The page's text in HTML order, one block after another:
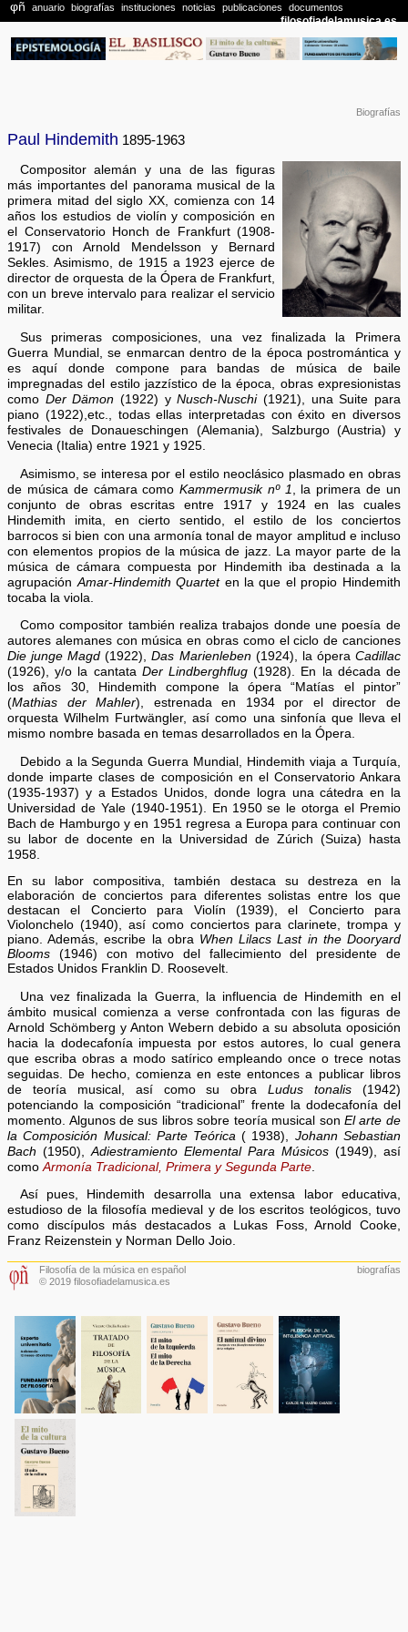
Biografías
Paul Hindemith 1895-1963
Compositor alemán y una de las figuras
más importantes del panorama musical de la
primera mitad del siglo XX, comienza con 14
años los estudios de violín y composición en
el Conservatorio Honch de Frankfurt (1908-
1917) con Arnold Mendelsson y Bernard
Sekles. Asimismo, de 1915 a 1923 ejerce de
director de orquesta de la Ópera de Frankfurt,
con un breve intervalo para realizar el servicio
militar.
Sus primeras composiciones, una vez finalizada la Primera
Guerra Mundial, se enmarcan dentro de la época postromántica y
es aquí donde compone para bandas de música de baile
impregnadas del estilo jazzístico de la época, obras expresionistas
como Der Dämon (1922) yNusch-Nuschi(1921), una Suite para
piano (1922),etc., todas ellas interpretadas con éxito en diversos
festivales de Donaueschingen (Alemania), Salzburgo (Austria) y
Venecia (Italia) entre 1921 y 1925.
Asimismo, se interesa por el estilo neoclásico plasmado en obras
de música de cámara comoKammermusik nº 1
, la primera de un
conjunto de obras escritas entre 1917 y 1924 en las cuales
Hindemith imita, en cierto sentido, el estilo de los conciertos
barrocos si bien con una armonía tonal de mayor amplitud e incluso
con elementos propios de la música de jazz. La mayor parte de la
música de cámara compuesta por Hindemith iba destinada a la
agrupación Amar-Hindemith Quarteten la que el propio Hindemith
tocaba la viola.
Como compositor también realiza trabajos donde une poesía de
autores alemanes con música en obras como el ciclo de canciones
Die junge Magd (1922),Das Marienleben(1924), la ópera Cadillac
(1926), y/o la cantata Der Lindberghflug (1928). En la década de
los años 30, Hindemith compone la ópera “Matías el pintor”
(Mathias der Mahler), estrenada en 1934 por el director de
orquesta Wilhelm Furtwängler, así como una sinfonía que lleva el
mismo nombre basada en temas desarrollados en la Ópera.
Debido a la Segunda Guerra Mundial, Hindemith viaja a Turquía,
donde imparte clases de composición en el Conservatorio Ankara
(1935-1937) y a Estados Unidos, donde logra una cátedra en la
Universidad de Yale (1940-1951). En 1950 se le otorga el Premio
Bach de Hamburgo y en 1951 regresa a Europa para continuar con
su labor de docente en la Universidad de Zúrich (Suiza) hasta
1958.
En su labor compositiva, también destaca su destreza en la
elaboración de conciertos para diferentes solistas entre los que
destacan el Concierto para Violín (1939), el Concierto para
Violonchelo (1940), así como conciertos para clarinete, trompa y
piano. Además, escribe la obra When Lilacs Last in the Dooryard
Blooms (1946) con motivo del fallecimiento del presidente de
Estados Unidos Franklin D. Roosevelt.
Una vez finalizada la Guerra, la influencia de Hindemith en el
ámbito musical comienza a verse confrontada con las figuras de
Arnold Schömberg y Anton Webern debido a su absoluta oposición
hacia la dodecafonía impuesta por estos autores, lo cual genera
que escriba obras a modo satírico empleando once o trece notas
seguidas. De hecho, comienza en este entonces a publicar libros
de teoría musical, así como su obraLudus tonalis (1942)
potenciando la composición “tradicional” frente la dodecafonía del
momento. Algunos de sus libros sobre teoría musical son El arte de
la Composición Musical: Parte Teórica ( 1938), Johann Sebastian
Bach (1950),Adiestramiento Elemental Para Músicos(1949), así
comoArmonía Tradicional, Primera y Segunda Parte
Así pues, Hindemith desarrolla una extensa labor educativa,
estudioso de la filosofía medieval y de los escritos teológicos, tuvo
como discípulos más destacados a Lukas Foss, Arnold Cooke,
Franz Reizenstein y Norman Dello Joio.
Filosofía de la música en español
© 2019 filosofiadelamusica.es
biografías